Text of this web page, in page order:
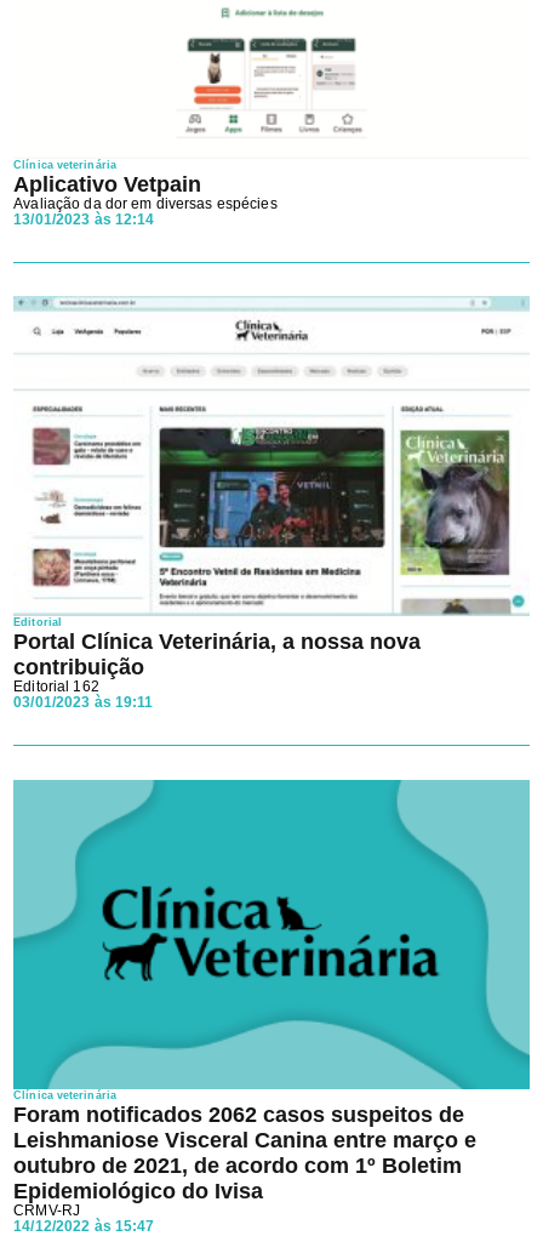
Clínica veterinária
Aplicativo Vetpain
Avaliação da dor em diversas espécies
13/01/2023 às 12:14
Editorial
Portal Clínica Veterinária, a nossa nova
contribuição
Editorial 162
03/01/2023 às 19:11
Clínica veterinária
Foram notificados 2062 casos suspeitos de
Leishmaniose Visceral Canina entre março e
outubro de 2021, de acordo com 1º Boletim
Epidemiológico do Ivisa
CRMV-RJ
14/12/2022 às 15:47